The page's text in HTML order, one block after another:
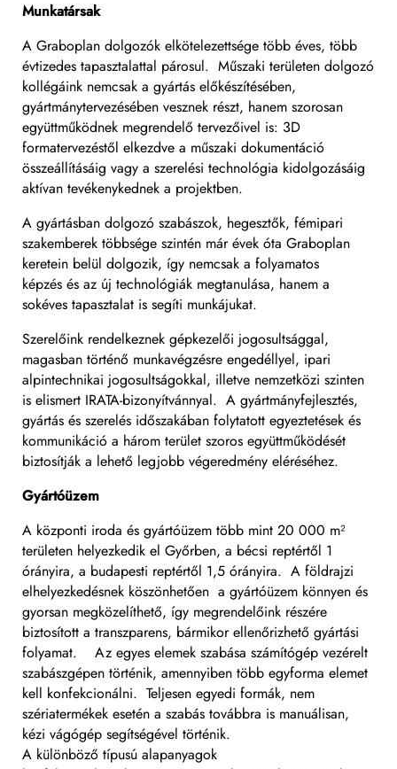
Munkatársak
A Graboplan dolgozók elkötelezettsége több éves, több
évtizedes tapasztalattal párosul. Műszaki területen dolgozó
kollégáink nemcsak a gyártás előkészítésében,
gyártmánytervezésében vesznek részt, hanem szorosan
együttműködnek megrendelő tervezőivel is: 3D
formatervezéstől elkezdve a műszaki dokumentáció
összeállításáig vagy a szerelési technológia kidolgozásáig
aktívan tevékenykednek a projektben.
A gyártásban dolgozó szabászok, hegesztők, fémipari
szakemberek többsége szintén már évek óta Graboplan
keretein belül dolgozik, így nemcsak a folyamatos
képzés és az új technológiák megtanulása, hanem a
sokéves tapasztalat is segíti munkájukat.
Szerelőink rendelkeznek gépkezelői jogosultsággal,
magasban történő munkavégzésre engedéllyel, ipari
alpintechnikai jogosultságokkal, illetve nemzetközi szinten
is elismert IRATA-bizonyítvánnyal. A gyártmányfejlesztés,
gyártás és szerelés időszakában folytatott egyeztetések és
kommunikáció a három terület szoros együttműködését
biztosítják a lehető legjobb végeredmény eléréséhez.
Gyártóüzem
A központi iroda és gyártóüzem több mint 20 000 m²
területen helyezkedik el Győrben, a bécsi reptértől 1
órányira, a budapesti reptértől 1,5 órányira. A földrajzi
elhelyezkedésnek köszönhetően a gyártóüzem könnyen és
gyorsan megközelíthető, így megrendelőink részére
biztosított a transzparens, bármikor ellenőrizhető gyártási
folyamat. Az egyes elemek szabása számítógép vezérelt
szabászgépen történik, amennyiben több egyforma elemet
kell konfekcionálni. Teljesen egyedi formák, nem
szériatermékek esetén a szabás továbbra is manuálisan,
kézi vágógép segítségével történik.
A különböző típusú alapanyagok